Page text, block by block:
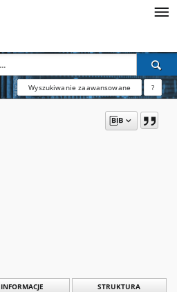
Wyszukiwanie zaawansowane ?
INFORMACJE STRUKTURA